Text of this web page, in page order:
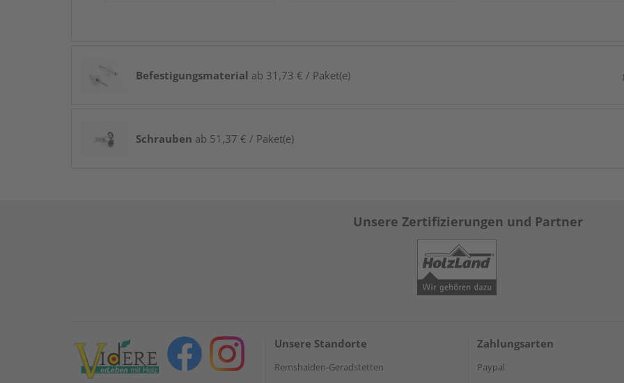
Befestigungsmaterial ab 31,73 € / Paket(e)
Schrauben ab 51,37 € / Paket(e)
Unsere Zertifizierungen und Partner
Unsere Standorte
Remshalden-Geradstetten
Zahlungsarten
Paypal